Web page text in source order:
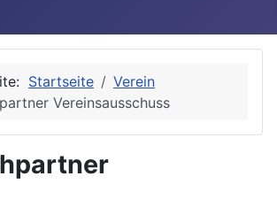
Startseite
Verein
Vereinsausschuss